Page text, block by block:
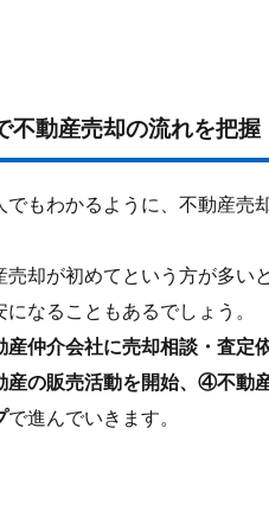
不動産売却の流れを把握
もわかるように、不動産売
却が初めてという方が多い
なることもあるでしょう。
仲介会社に売却相談・査定
の販売活動を開始、④不動
で進んでいきます。